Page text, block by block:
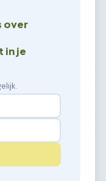
over
in je